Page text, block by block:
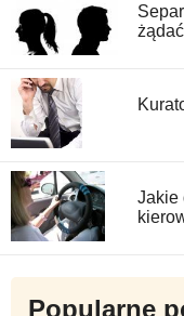
Jakie
Popularne